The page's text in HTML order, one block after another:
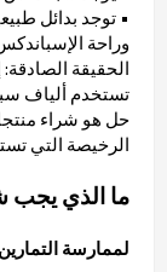
• توجد بدائل
وراحة
الحقيقة
تستخدم ألياف
حل هو شراء
الرخيصة التي
ما الذي يجب
لممارسة التمارين